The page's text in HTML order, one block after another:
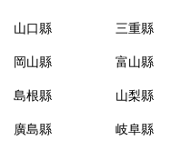
山口縣
岡山縣
島根縣
廣島縣
三重縣
富山縣
山梨縣
岐阜縣